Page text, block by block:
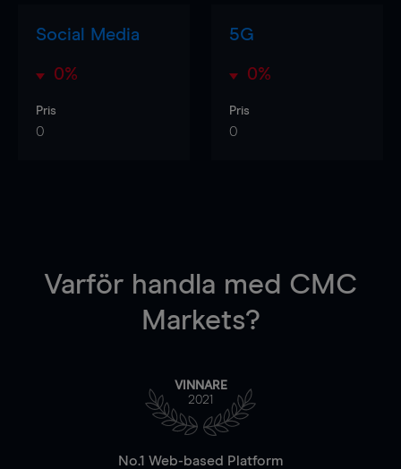
Social Media
0%
Pris
0
5G
0%
Pris
0
Varför handla med CMC
Markets?
VINNARE
2021
No.1 Web-based Platform